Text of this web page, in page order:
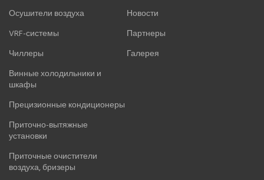
Осушители воздуха
VRF-системы
Чиллеры
Винные холодильники и
шкафы
Прецизионные кондиционеры
Приточно-вытяжные
установки
Приточные очистители
воздуха, бризеры
Новости
Партнеры
Галерея